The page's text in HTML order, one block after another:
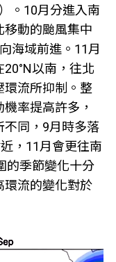
。10月分進入南
移動的颱風集中
海域前進。11月
以南，往北
環流所抑制。整
率提高許多，
不同，9月時多落
，11月會更往南
的季節變化十分
環流的變化對於